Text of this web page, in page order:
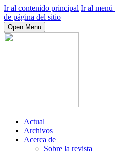
Ir al contenido principal Ir al menú
de página del sitio
Open Menu
Actual
Archivos
Acerca de
Sobre la revista